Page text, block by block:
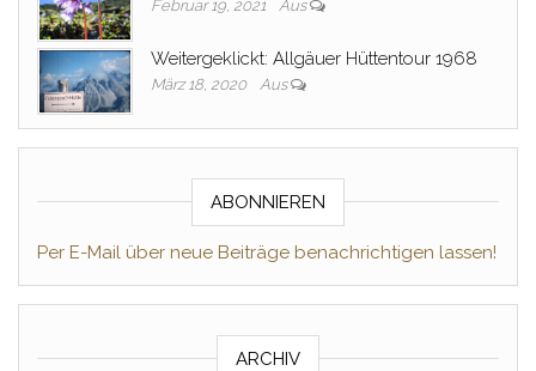
Februar 19, 2021 Aus
Weitergeklickt: Allgäuer Hüttentour 1968
März 18, 2020 Aus
ABONNIEREN
Per E-Mail über neue Beiträge benachrichtigen lassen!
ARCHIV